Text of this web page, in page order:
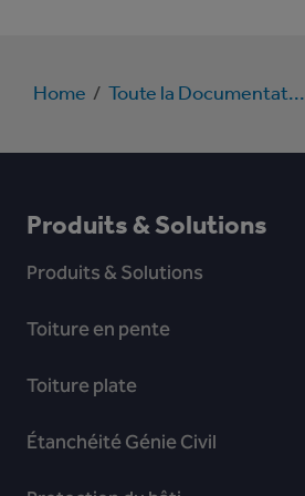
Home / Toute la Documentat...
Produits & Solutions
Produits & Solutions
Toiture en pente
Toiture plate
Étanchéité Génie Civil